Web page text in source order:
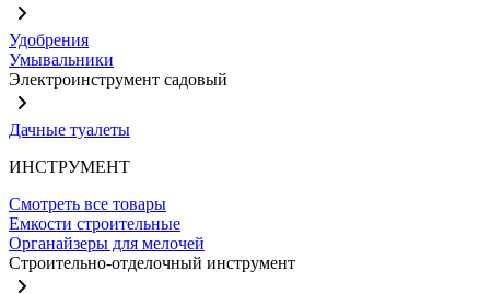
Удобрения
Умывальники
Электроинструмент садовый
Дачные туалеты
ИНСТРУМЕНТ
Смотреть все товары
Емкости строительные
Органайзеры для мелочей
Строительно-отделочный инструмент